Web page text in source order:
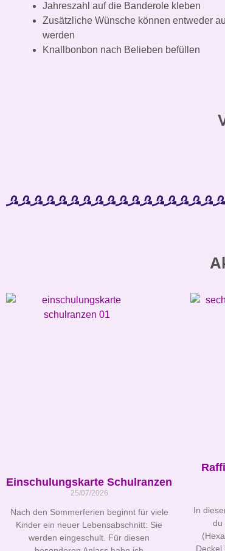
Jahreszahl auf die Banderole kleben
Zusätzliche Wünsche können entweder
werden
Knallbonbon nach Belieben befüllen
Einschulungskarte Schulranzen
25/07/2026
Nach den Sommerferien beginnt für viele
Kinder ein neuer Lebensabschnitt: Sie
werden eingeschult. Für diesen
In
du
Deckel